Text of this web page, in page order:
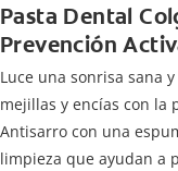
Pasta Dental
Prevención
Luce una sonrisa sana
mejillas y encías con la
Antisarro con una
limpieza que ayudan a